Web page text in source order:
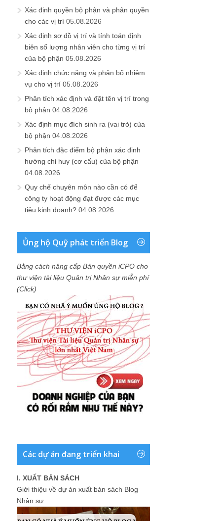
Xác định quyền bộ phận và phân quyền
cho các vị trí 05.08.2026
Xác định sơ đồ vị trí và tính toán định
biên số lượng nhân viên cho từng vị trí
của bộ phận 05.08.2026
Xác định chức năng và phân bổ nhiệm
vụ cho vị trí 05.08.2026
Phân tích xác định và đặt tên vị trí trong
bộ phận 04.08.2026
Xác định mục đích sinh ra (vai trò) của
bộ phận 04.08.2026
Phân tích đặc điểm bộ phận xác định
hướng chỉ huy (cơ cấu) của bộ phận
04.08.2026
Quy chế chuyên môn nào cần có để
công ty hoạt động đạt được các mục
tiêu kinh doanh? 04.08.2026
Ủng hộ Quỹ phát triển Blog
Bằng cách nâng cấp Bản quyền iCPO cho
thư viện tài liệu Quản trị Nhân sự miễn phí
(Click)
Các dự án đang triển khai
I. XUẤT BẢN SÁCH
Giới thiệu về dự án xuất bản sách Blog
Nhân sự